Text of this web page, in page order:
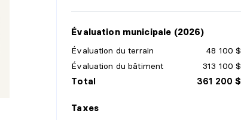
Évaluation municipale (2026)
Évaluation du terrain
48 100 $
Évaluation du bâtiment
313 100 $
Total 361 200 $
Taxes